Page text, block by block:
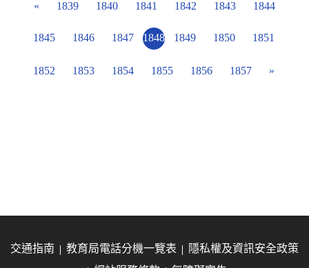
« 1839 1840 1841 1842 1843 1844
1845 1846 1847 1848 1849 1850 1851
1852 1853 1854 1855 1856 1857 »
交通指南 教育局電話分機一覽表
隱私權及資訊安全政策